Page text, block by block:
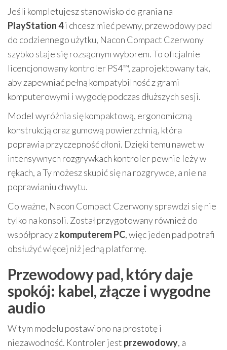
Jeśli kompletujesz stanowisko do grania na
PlayStation 4i chcesz mieć pewny, przewodowy pad
do codziennego użytku, Nacon Compact Czerwony
szybko staje się rozsądnym wyborem. To oficjalnie
licencjonowany kontroler PS4™, zaprojektowany tak,
aby zapewniać pełną kompatybilność z grami
komputerowymi i wygodę podczas dłuższych sesji.
Model wyróżnia się kompaktową, ergonomiczną
konstrukcją oraz gumową powierzchnią, która
poprawia przyczepność dłoni. Dzięki temu nawet w
intensywnych rozgrywkach kontroler pewnie leży w
rękach, a Ty możesz skupić się na rozgrywce, a nie na
poprawianiu chwytu.
Co ważne, Nacon Compact Czerwony sprawdzi się nie
tylko na konsoli. Został przygotowany również do
współpracy zkomputerem PC, więc jeden pad potrafi
obsłużyć więcej niż jedną platformę.
Przewodowy pad, który daje
spokój: kabel, złącze i wygodne
audio
W tym modelu postawiono na prostotę i
niezawodność. Kontroler jest przewodowy, a